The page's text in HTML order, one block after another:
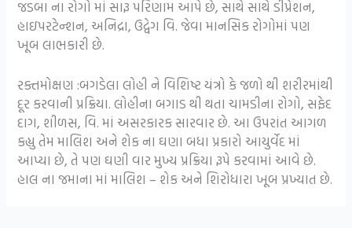
જડબા ના રોગો માં સારૂ પરિણામ આપે છે, સાથે સાથે ડીપ્રેશન,
હાઇપરટેન્શન, અનિદ્રા, ઉદ્વેગ વિ. જેવા માનસિક રોગોમાં પણ
ખૂબ લાભકારી છે.
રક્તમોક્ષણ :બગડેલા લોહી ને વિશિષ્ટ યંત્રો કે જળો થી શરીરમાંથી
દૂર કરવાની પ્રક્રિયા. લોહીના બગાડ થી થતા ચામડીના રોગો, સફેદ
દાગ, શીળસ, વિ. માં અસરકારક સારવાર છે. આ ઉપરાંત આગળ
કહ્યુ તેમ માલિશ અને શેક ના ઘણા બધા પ્રકારો આયુર્વેદ માં
આપ્યા છે, તે પણ ઘણી વાર મુખ્ય પ્રક્રિયા રૂપે કરવામાં આવે છે.
હાલ ના જમાના માં માલિશ – શેક અને શિરોધારા ખૂબ પ્રખ્યાત છે.